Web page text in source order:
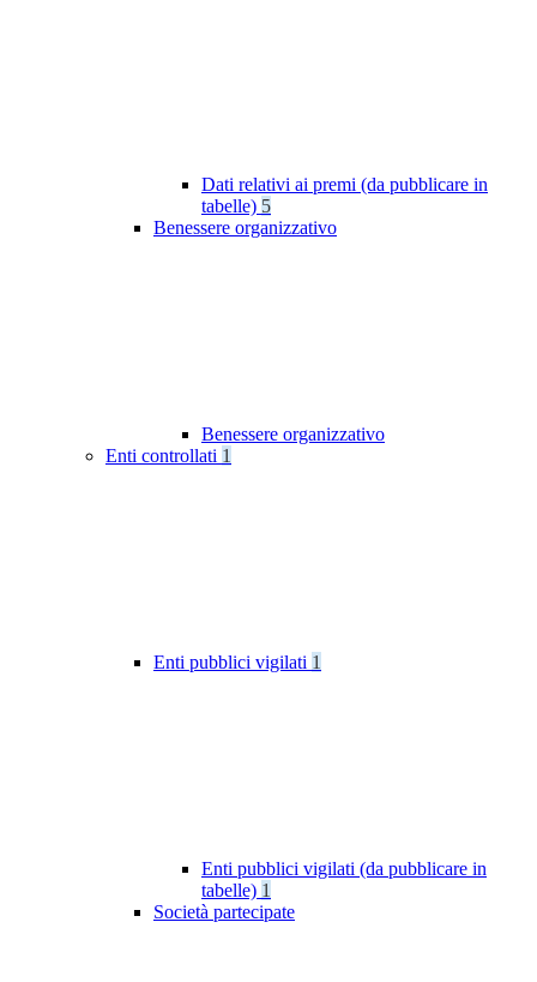
Dati relativi ai premi (da pubblicare in
tabelle) 5
Benessere organizzativo
Benessere organizzativo
Enti controllati 1
Enti pubblici vigilati 1
Enti pubblici vigilati (da pubblicare in
tabelle) 1
Società partecipate